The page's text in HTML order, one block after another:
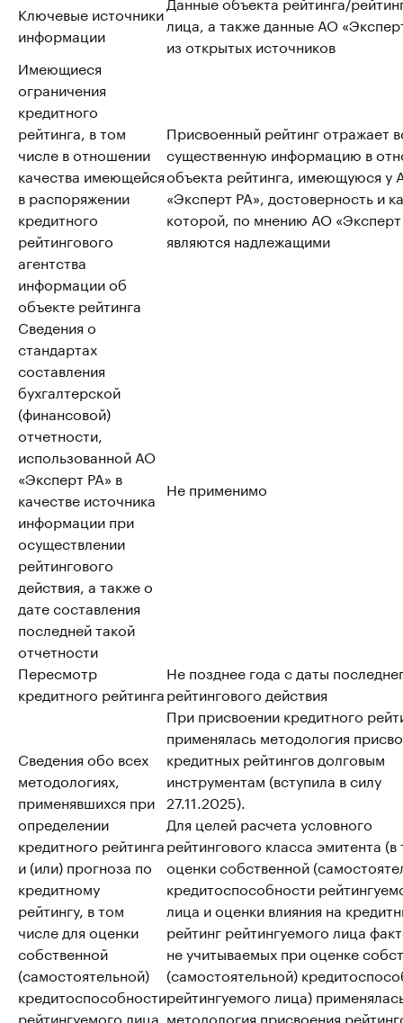
Ключевые источники
информации
лица, а также данные АО
из открытых источников
Имеющиеся
ограничения
кредитного
рейтинга, в том
числе в отношении
качества имеющейся
в распоряжении
кредитного
рейтингового
агентства
информации об
объекте рейтинга
Присвоенный рейтинг отражает
существенную информацию в
объекта рейтинга, имеющуюся у
«Эксперт РА», достоверность и
которой, по мнению АО
являются надлежащими
Сведения о
стандартах
составления
бухгалтерской
(финансовой)
отчетности,
использованной АО
«Эксперт РА» в
качестве источника
информации при
осуществлении
рейтингового
действия, а также о
дате составления
последней такой
отчетности
Не применимо
Пересмотр
кредитного рейтинга
Не позднее года с даты
рейтингового действия
Сведения обо всех
методологиях,
применявшихся при
определении
кредитного рейтинга
и (или) прогноза по
кредитному
рейтингу, в том
числе для оценки
собственной
(самостоятельной)
кредитоспособности
рейтингуемого лица
При присвоении кредитного
применялась методология
кредитных рейтингов долговым
инструментам (вступила в силу
27.11.2025).
Для целей расчета условного
рейтингового класса эмитента (в
оценки собственной
кредитоспособности
лица и оценки влияния на
рейтинг рейтингуемого лица
не учитываемых при оценке
(самостоятельной)
рейтингуемого лица)
методология присвоения